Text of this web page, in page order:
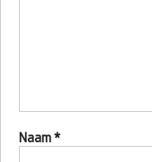
Naam*